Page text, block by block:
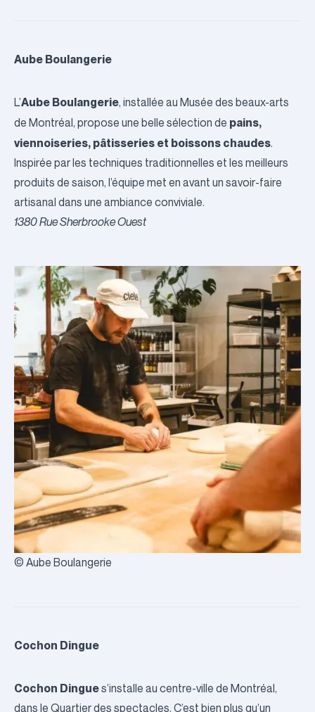
Aube Boulangerie
L’Aube Boulangerie, installée au Musée des beaux-arts
de Montréal, propose une belle sélection de pains,
viennoiseries, pâtisseries et boissons chaudes.
Inspirée par les techniques traditionnelles et les meilleurs
produits de saison, l’équipe met en avant un savoir-faire
artisanal dans une ambiance conviviale.
1380 Rue Sherbrooke Ouest
© Aube Boulangerie
Cochon Dingue
Cochon Dingues’installe au centre-ville de Montréal,
dans le Quartier des spectacles. C’est bien plus qu’un